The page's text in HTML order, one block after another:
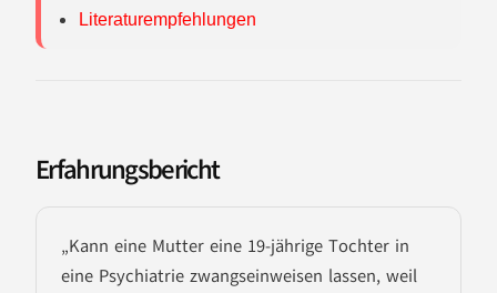
Literaturempfehlungen
Erfahrungsbericht
„Kann eine Mutter eine 19-jährige Tochter in
eine Psychiatrie zwangseinweisen lassen, weil